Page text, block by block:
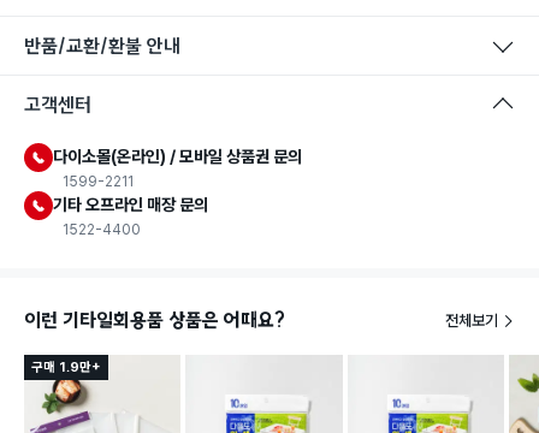
반품/교환/환불 안내
고객센터
다이소몰(온라인) / 모바일 상품권 문의
1599-2211
기타 오프라인 매장 문의
1522-4400
이런 기타일회용품 상품은 어때요? 전체보기
구매 1.9만+